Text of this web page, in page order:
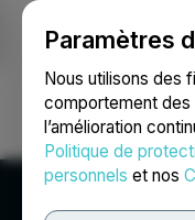
Paramètres
Nous utilisons des
comportement des
l’amélioration
Politique de
personnels et nos
Ouvrir une